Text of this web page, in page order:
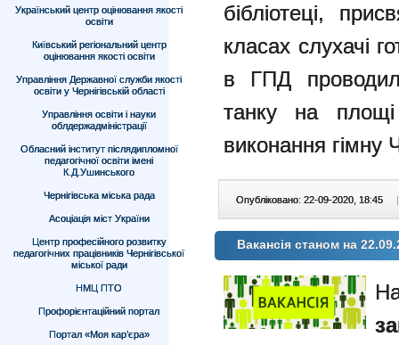
Український центр оцінювання якості
освіти
Київський регіональний центр
оцінювання якості освіти
Управління Державної служби якості
освіти у Чернігівській області
Управління освіти і науки
облдержадміністрації
Обласний інститут післядипломної
педагогічної освіти імені
К.Д.Ушинського
Чернігівська міська рада
Асоціація міст України
Центр професійного розвитку
педагогічних працівників Чернігівської
міської ради
НМЦ ПТО
Профорієнтаційний портал
Портал «Моя кар’єра»
бібліотеці,
класах слухачі
в ГПД
танку на
виконання гімну
Опубліковано: 22-09-2020, 18:45 |
Вакансія станом на